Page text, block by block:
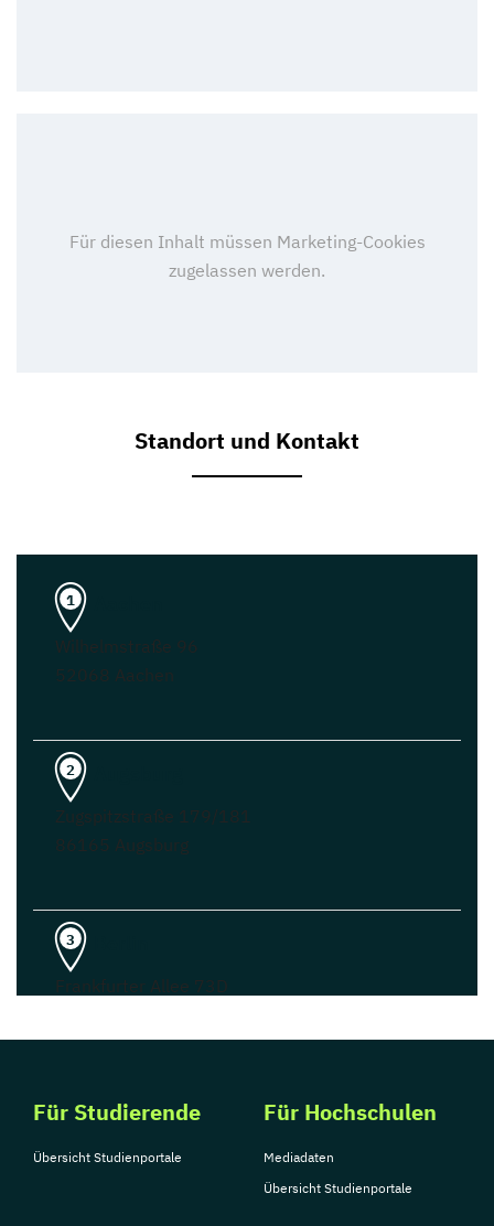
Standort und Kontakt
1
Wilhelmstraße 96
52068 Aachen
2
Zugspitzstraße 179/181
86165 Augsburg
3
Frankfurter Allee 73D
berlin-dualesstudium@iu.org
Für Studierende
Übersicht Studienportale
Für Hochschulen
Mediadaten
Übersicht Studienportale